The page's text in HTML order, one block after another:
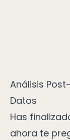
Análisis
Datos
Has
ahora te